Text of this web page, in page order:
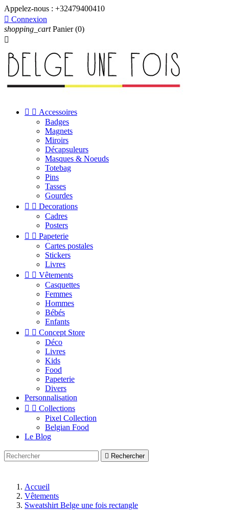
Appelez-nous : +32479400410
 Connexion
shopping_cart Panier (0)

  Accessoires
Badges
Magnets
Miroirs
Décapsuleurs
Masques & Noeuds
Totebag
Pins
Tasses
Gourdes
  Decorations
Cadres
Posters
  Papeterie
Cartes postales
Stickers
Livres
  Vêtements
Casquettes
Femmes
Hommes
Bébés
Enfants
  Concept Store
Déco
Livres
Kids
Food
Papeterie
Divers
Personnalisation
  Collections
Pixel Collection
Belgian Food
Le Blog
 Rechercher
Accueil
Vêtements
Sweatshirt Belge une fois rectangle